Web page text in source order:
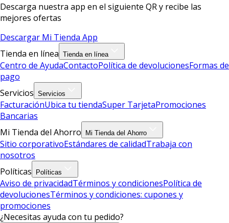
Descarga nuestra app en el siguiente QR y recibe las
mejores ofertas
Descargar Mi Tienda App
Tienda en línea Tienda en línea
Centro de AyudaContactoPolítica de devolucionesFormas de
pago
Servicios Servicios
FacturaciónUbica tu tiendaSuper TarjetaPromociones
Bancarias
Mi Tienda del Ahorro
Mi Tienda del Ahorro
Sitio corporativoEstándares de calidadTrabaja con
nosotros
Políticas
Políticas
Aviso de privacidadTérminos y condicionesPolítica de
devolucionesTérminos y condiciones: cupones y
promociones
¿Necesitas ayuda con tu pedido?